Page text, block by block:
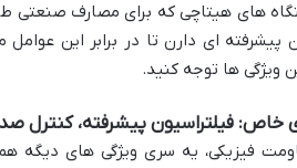
های هیتاچی که برای مصارف صنعتی
پیشرفته ای دارن تا در برابر این
ویژگی ها توجه کنید.
خاص: فیلتراسیون پیشرفته، کنترل
فیزیکی، یه سری ویژگی های دیگه